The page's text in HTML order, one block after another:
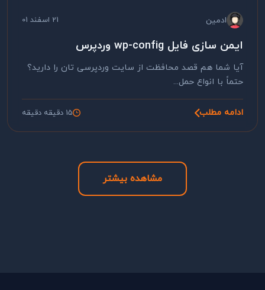
ادمین 21 اسفند 01
ایمن سازی فایل wp-config وردپرس
آیا شما هم قصد محافظت از سایت وردپرسی تان را دارید؟
حتماً با انواع حمل...
ادامه مطلب 15 دقیقه دقیقه
مشاهده بیشتر